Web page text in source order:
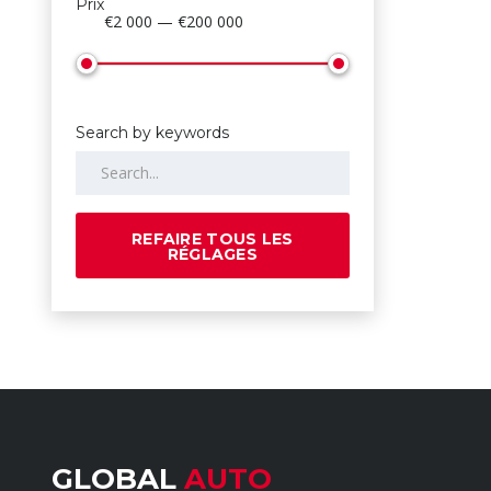
Prix
€2 000 — €200 000
Search by keywords
REFAIRE TOUS LES
RÉGLAGES
GLOBAL AUTO